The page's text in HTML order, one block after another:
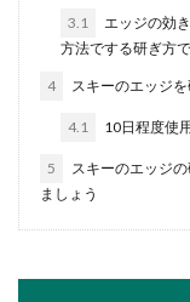
3.1
エッジの効
方法でする研ぎ方で
4 スキーのエッジ
4.1 10日程度使
5
スキーのエッジ
ましょう